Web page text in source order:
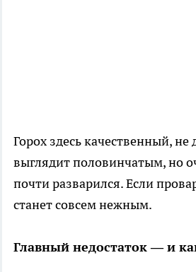
Горох здесь качественный,
выглядит половинчатым, но
почти разварился. Если
станет совсем нежным.
Главный недостаток — и